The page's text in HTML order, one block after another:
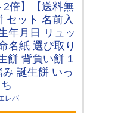
2倍】【送料無
セット 名前入
年月日 リュッ
名紙 選び取り
餅 背負い餅 1
誕生餅 いっ
レバ